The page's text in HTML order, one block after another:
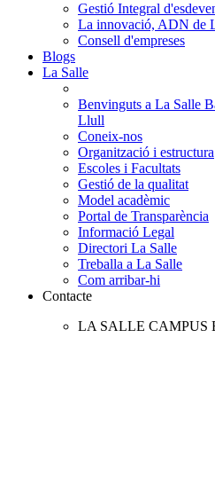
Gestió Integral
La innovació, ADN de
Consell d'empreses
Blogs
La Salle
Benvinguts a La Salle
Llull
Coneix-nos
Organització i estructura
Escoles i Facultats
Gestió de la qualitat
Model acadèmic
Portal de Transparència
Informació Legal
Directori La Salle
Treballa a La Salle
Com arribar-hi
Contacte
LA SALLE CAMPUS